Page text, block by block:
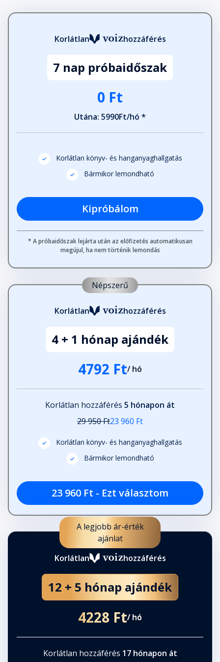
Köszönetnyilvánítás
Fejezet hossza: 00:03:03
Korlátlan hozzáférés
7 nap próbaidőszak
0 Ft
Utána: 5990Ft/hó *
Korlátlan könyv- és hanganyaghallgatás
Bármikor lemondható
Kipróbálom
* A próbaidőszak lejárta után az előfizetés automatikusan
megújul, ha nem történik lemondás
Népszerű
Korlátlan hozzáférés
4 + 1 hónap ajándék
4792 Ft/ hó
Korlátlan hozzáférés 5 hónapon át
29 950 Ft23 960 Ft
Korlátlan könyv- és hanganyaghallgatás
Bármikor lemondható
23 960 Ft - Ezt választom
A legjobb ár-érték
ajánlat
Korlátlan
hozzáférés
12 + 5 hónap ajándék
4228 Ft/ hó
Korlátlan hozzáférés 17 hónapon át